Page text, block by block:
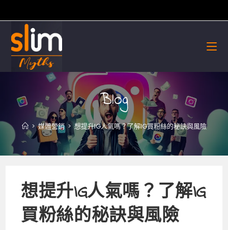
to
content
Blog
> 媒體營銷 > 想提升IG人氣嗎？了解IG買粉絲的秘訣與風險
想提升IG人氣嗎？了解IG
買粉絲的秘訣與風險